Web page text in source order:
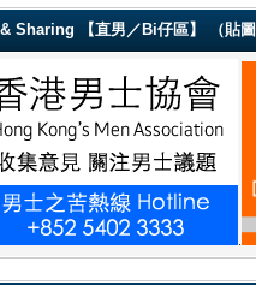
【直男／Bi仔區】 （貼